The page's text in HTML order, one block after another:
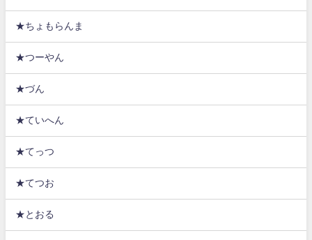
★ちょもらんま
★つーやん
★づん
★ていへん
★てっつ
★てつお
★とおる